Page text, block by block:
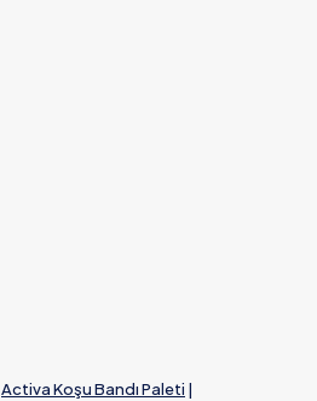
Activa Koşu Bandı Paleti |